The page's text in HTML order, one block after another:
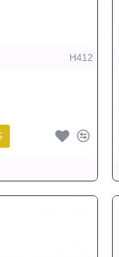
H412